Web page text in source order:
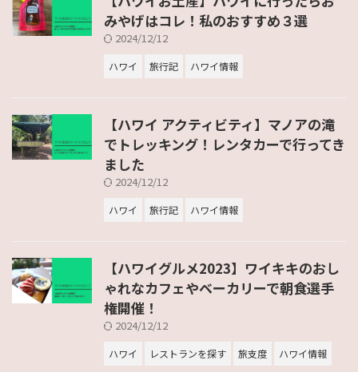
みやげはコレ！私のおすすめ３選
2024/12/12
ハワイ 旅行記 ハワイ情報
【ハワイ アクティビティ】マノアの滝
でトレッキング！レンタカーで行ってき
ました
2024/12/12
ハワイ 旅行記 ハワイ情報
【ハワイグルメ2023】ワイキキのおし
ゃれなカフェやベーカリーで朝食選手
権開催！
2024/12/12
ハワイ レストランを探す 旅支度 ハワイ情報